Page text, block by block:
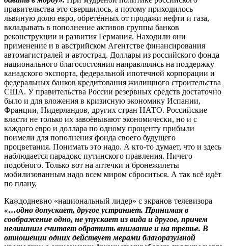
правительства это свершилось, а потому приходилось
львиную долю евро, обретённых от продажи нефти и газа,
вкладывать в пополнение активов группы банков
реконструкции и развития Германия. Находили они
применение и в австрийском Агентстве финансирования
автомагистралей и автострад. Доллары из российского фонда
национального благосостояния направлялись на поддержку
канадского экспорта, федеральной ипотечной корпорации и
федеральных банков кредитования жилищного строительства
США. У правительства России резервных средств достаточно
было и для вложения в кризисную экономику Испании,
Франции, Нидерландов, других стран НАТО. Российские
власти не только их завоёвывают экономически, но и с
каждого евро и доллара по одному проценту прибыли
поимели для пополнения фонда своего будущего
процветания. Понимать это надо. А кто-то думает, что и здесь
наблюдается парадокс путинского правления. Ничего
подобного. Только вот на аптечки и бронежилеты
мобилизованным надо всем миром сброситься. А так всё идёт
по плану,
Каждодневно «национальный лидер» с экранов телевизора
«…одно допускает, другое устраняет. Принимая в
соображение одно, не упускает из вида и другое, причем
нелишним считает обратить внимание и на третье. В
отношении одних действует мерами благоразумной